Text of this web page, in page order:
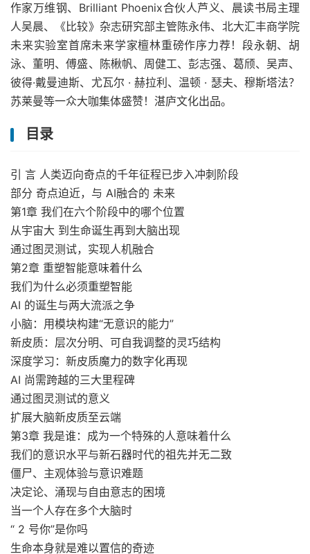
作家万维钢、Brilliant Phoenix合伙人芦义、晨读书局主理
人吴晨、《比较》杂志研究部主管陈永伟、北大汇丰商学院
未来实验室首席未来学家檀林重磅作序力荐！段永朝、胡
泳、董明、傅盛、陈楸帆、周健工、彭志强、葛颀、吴声、
彼得·戴曼迪斯、尤瓦尔 · 赫拉利、温顿 · 瑟夫、穆斯塔法？
苏莱曼等一众大咖集体盛赞！湛庐文化出品。
目录
引 言 人类迈向奇点的千年征程已步入冲刺阶段
部分 奇点迫近，与 AI融合的 未来
第1章 我们在六个阶段中的哪个位置
从宇宙大 到生命诞生再到大脑出现
通过图灵测试，实现人机融合
第2章 重塑智能意味着什么
我们为什么必须重塑智能
AI 的诞生与两大流派之争
小脑：用模块构建“无意识的能力”
新皮质：层次分明、可自我调整的灵巧结构
深度学习：新皮质魔力的数字化再现
AI 尚需跨越的三大里程碑
通过图灵测试的意义
扩展大脑新皮质至云端
第3章 我是谁：成为一个特殊的人意味着什么
我们的意识水平与新石器时代的祖先并无二致
僵尸、主观体验与意识难题
决定论、涌现与自由意志的困境
当一个人存在多个大脑时
“ 2 号你”是你吗
生命本身就是难以置信的奇迹